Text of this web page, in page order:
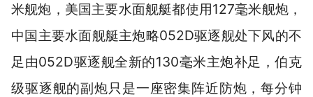
米舰炮，美国主要水面舰艇都使用127毫米舰炮，
中国主要水面舰艇主炮略052D驱逐舰处下风的不
足由052D驱逐舰全新的130毫米主炮补足，伯克
级驱逐舰的副炮只是一座密集阵近防炮，每分钟